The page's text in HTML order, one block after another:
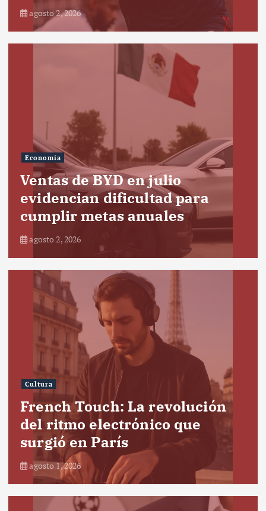
agosto 2, 2026
Economía
Ventas de BYD en julio
evidencian dificultad para
cumplir metas anuales
agosto 2, 2026
Cultura
French Touch: La revolución
del ritmo electrónico que
surgió en París
agosto 1, 2026